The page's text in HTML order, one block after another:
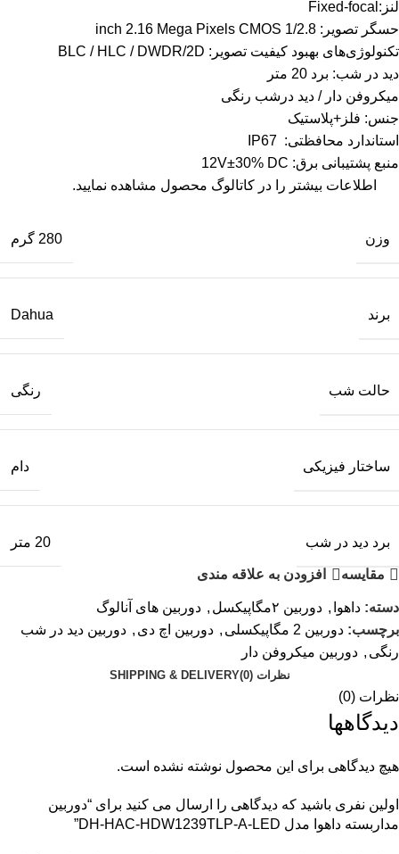
لنز:Fixed-focal
حسگر تصویر: 1/2.8 inch 2.16 Mega Pixels CMOS
تکنولوژی‌های بهبود کیفیت تصویر: BLC / HLC / DWDR/2D
دید در شب: برد 20 متر
میکروفن دار / دید درشب رنگی
جنس: فلز+پلاستیک
استاندارد محافظتی: IP67
منبع پشتیبانی برق: 12V±30% DC
اطلاعات بیشتر را در کاتالوگ محصول مشاهده نمایید.
وزن 280 گرم
برند Dahua
حالت شب رنگی
ساختار فیزیکی دام
برد دید در شب 20 متر
مقایسه افزودن به علاقه مندی
دسته: داهوا , دوربین ۲مگاپیکسل , دوربین های آنالوگ
برچسب: دوربین 2 مگاپیکسلی , دوربین اچ دی , دوربین دید در شب
رنگی , دوربین میکروفن دار
نظرات (0) SHIPPING & DELIVERY
نظرات (0)
دیدگاهها
هیچ دیدگاهی برای این محصول نوشته نشده است.
اولین نفری باشید که دیدگاهی را ارسال می کنید برای “دوربین
مداربسته داهوا مدل DH-HAC-HDW1239TLP-A-LED”